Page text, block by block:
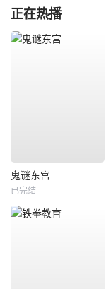
正在热播
鬼谜东宫
已完结